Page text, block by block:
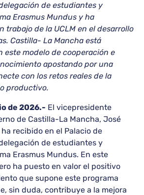
de estudiantes y
Erasmus Mundus y ha
trabajo de la UCLM en el desarrollo
Castilla- La Mancha está
este modelo de cooperación e
apostando por una
con los retos reales de la
productivo.
de 2026.- El vicepresidente
de Castilla-La Mancha, José
recibido en el Palacio de
de estudiantes y
Erasmus Mundus. En este
ha puesto en valor el positivo
que supone este programa
sin duda, contribuye a la mejora